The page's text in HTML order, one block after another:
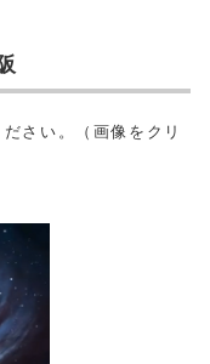
さい。（画像をクリ